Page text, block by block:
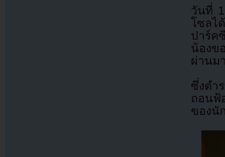
วันที่
โซลไ
ปาร์ค
น้องข
ผ่านม
ซึ่งตำ
ถอนฟ้
ของนั